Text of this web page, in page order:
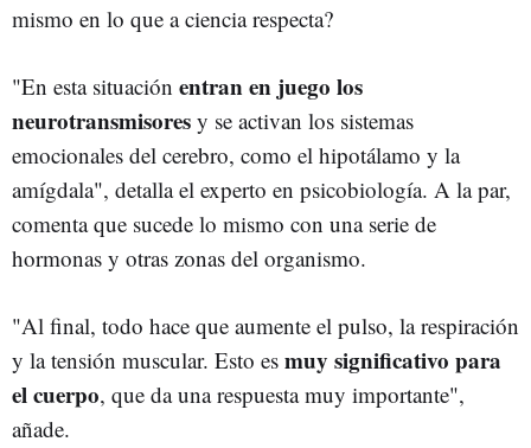
mismo en lo que a ciencia respecta?
"En esta situación entran en juego los
neurotransmisores y se activan los sistemas
emocionales del cerebro, como el hipotálamo y la
amígdala", detalla el experto en psicobiología. A la par,
comenta que sucede lo mismo con una serie de
hormonas y otras zonas del organismo.
"Al final, todo hace que aumente el pulso, la respiración
y la tensión muscular. Esto es muy significativo para
el cuerpo, que da una respuesta muy importante",
añade.